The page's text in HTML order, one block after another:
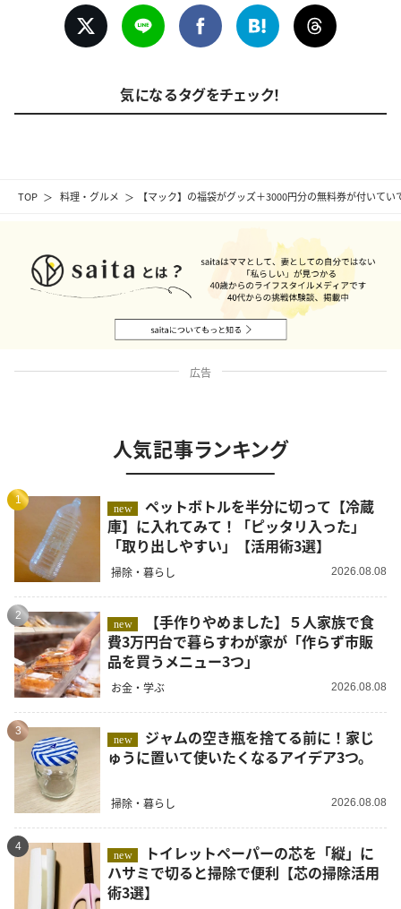
TOP 料理・グルメ 【マック】の福袋がグッズ＋3000円分の無料券が付いて
気になるタグをチェック！
広告
人気記事ランキング
1
new
ペットボトルを半分に切って【冷蔵
庫】に入れてみて！「ピッタリ入った」
「取り出しやすい」【活用術3選】
掃除・暮らし 2026.08.08
2
new
費3万円台で暮らすわが家が「作らず市販
品を買うメニュー3つ」
お金・学ぶ 2026.08.08
3
new
ゅうに置いて使いたくなるアイデア3つ。
掃除・暮らし 2026.08.08
4
new
ハサミで切ると掃除で便利【芯の掃除活用
術3選】